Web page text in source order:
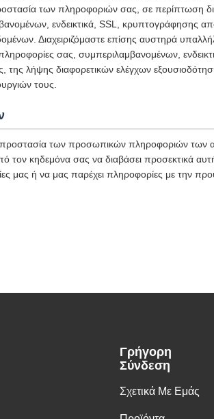
των πληροφοριών σας, σε περίπτωση
ενδεικτικά, SSL, κρυπτογράφησης
Διαχειριζόμαστε επίσης αυστηρά
πληροφορίες σας, συμπεριλαμβανομένων,
της λήψης διαφορετικών ελέγχων
τους.
των προσωπικών πληροφοριών των
τον κηδεμόνα σας να διαβάσει προσεκτικά
μας ή να μας παρέχει πληροφορίες με την
Γρήγορη
Σύνδεση
Σχετικά Με Εμάς